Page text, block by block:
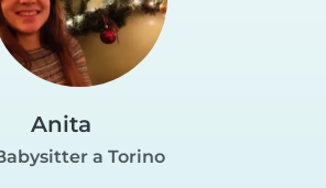
Anita
a Torino